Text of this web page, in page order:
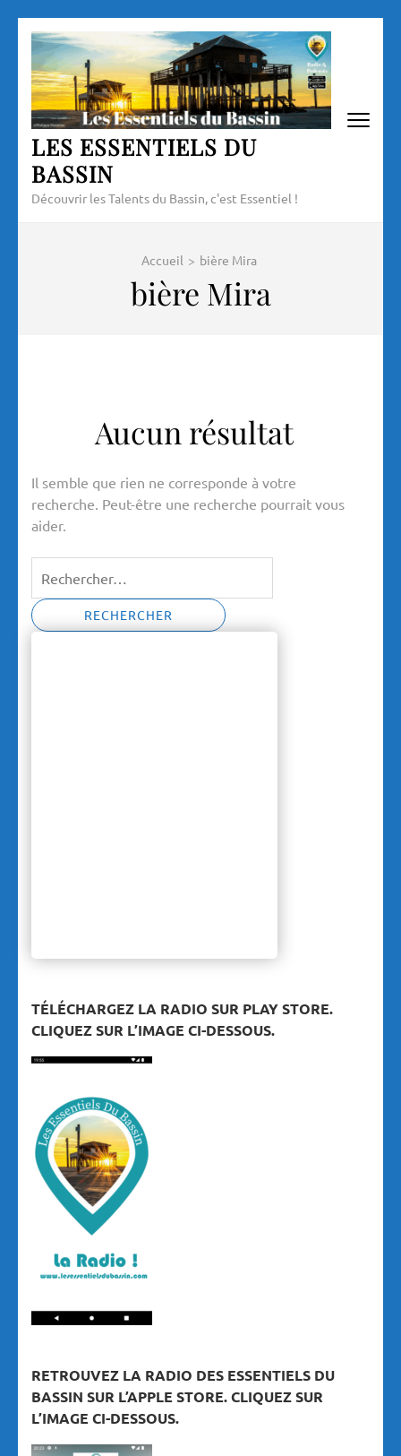
Aller
contenu
(Pressez
Entrée)
LES ESSENTIELS DU
BASSIN
Découvrir les Talents du Bassin, c'est Essentiel !
Accueil > bière Mira
bière Mira
Aucun résultat
Il semble que rien ne corresponde à votre
recherche. Peut-être une recherche pourrait vous
aider.
TÉLÉCHARGEZ LA RADIO SUR PLAY STORE.
CLIQUEZ SUR L’IMAGE CI-DESSOUS.
RETROUVEZ LA RADIO DES ESSENTIELS DU
BASSIN SUR L’APPLE STORE. CLIQUEZ SUR
L’IMAGE CI-DESSOUS.